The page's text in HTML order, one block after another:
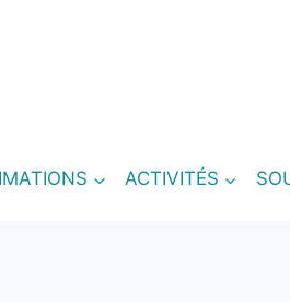
ACTIVITÉS